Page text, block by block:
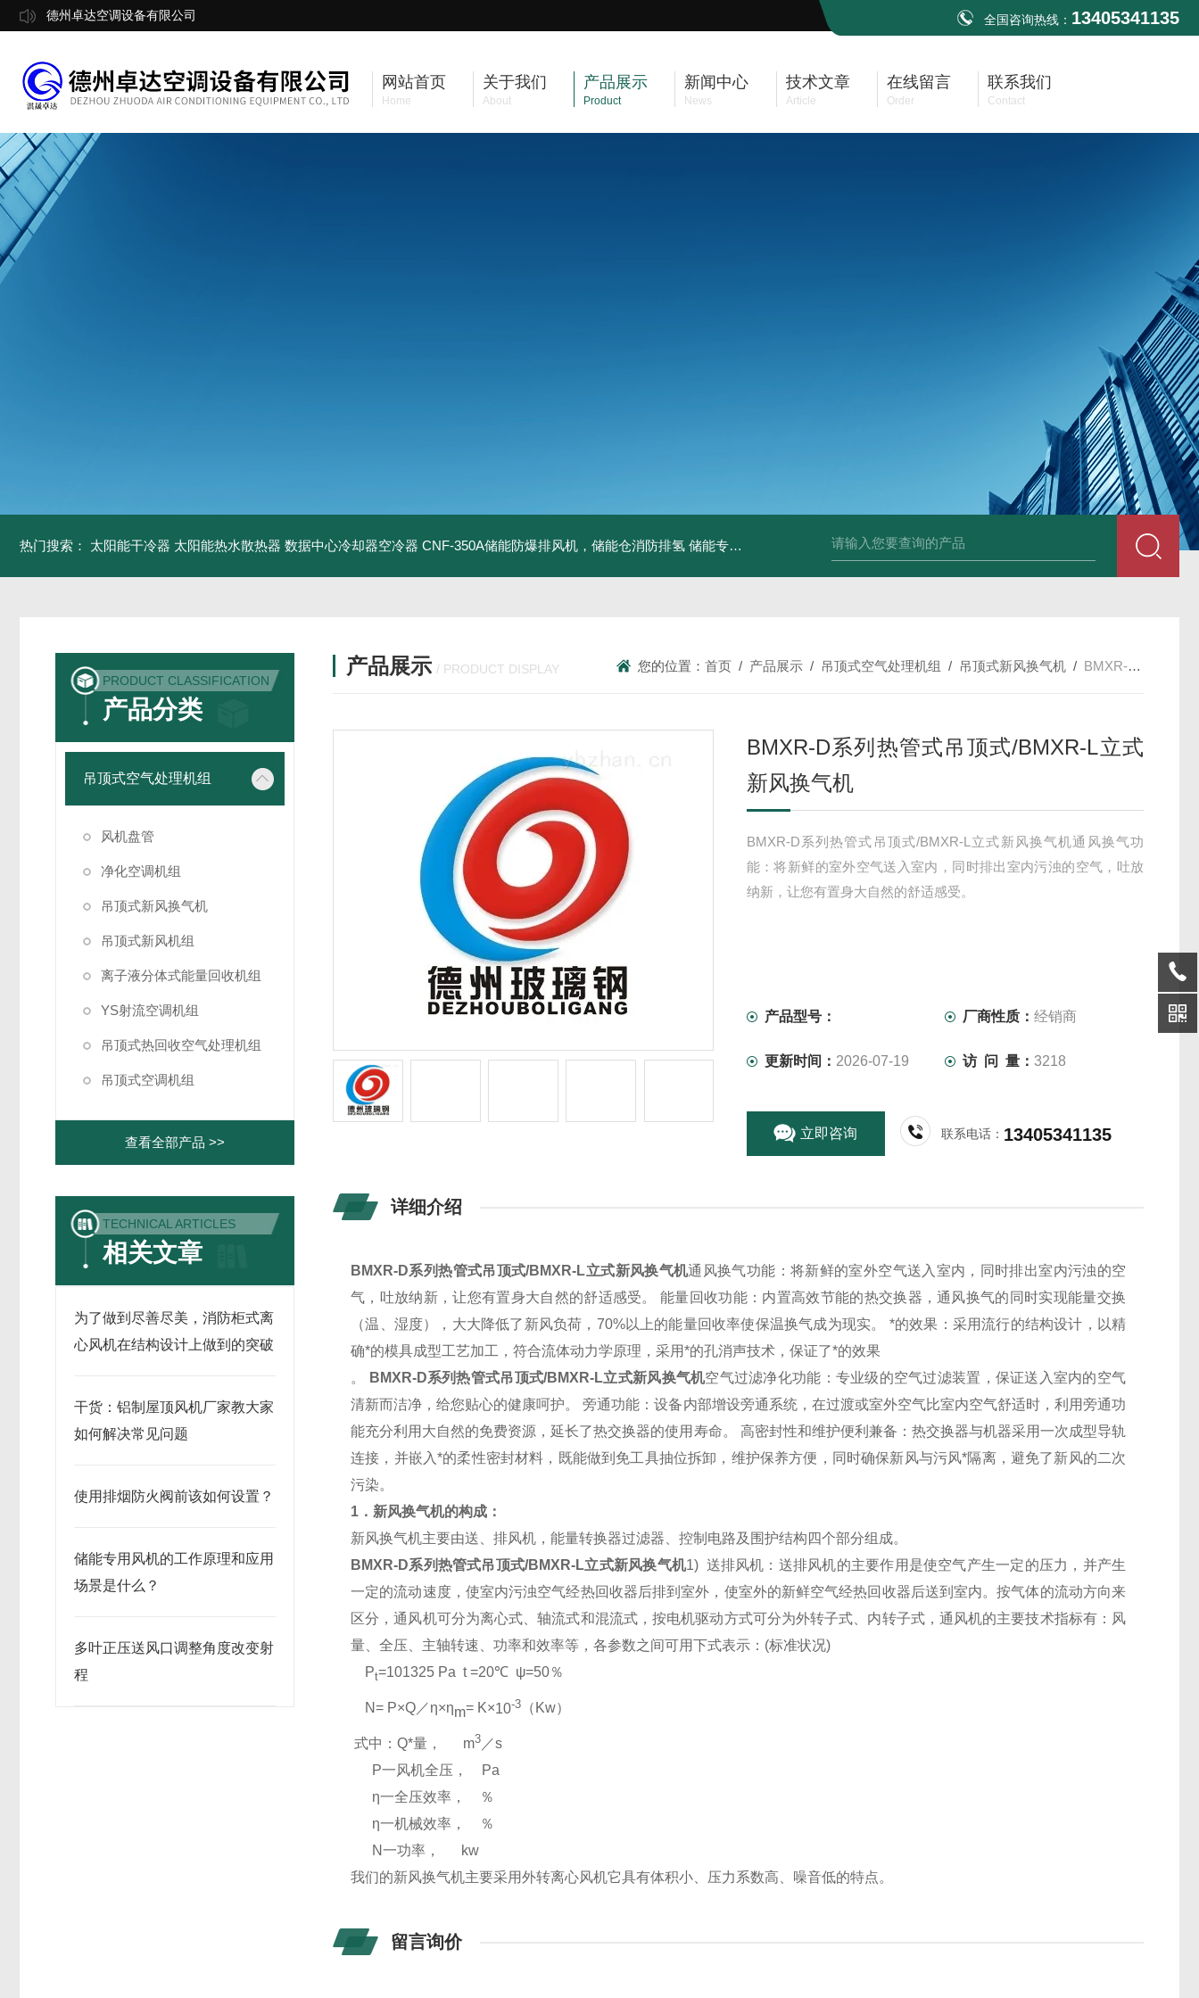
德州卓达空调设备有限公司 全国咨询热线： 13405341135
网站首页
Home
关于我们
About
产品展示
Product
新闻中心
News
技术文章
Article
在线留言
Order
联系我们
Contact
热门搜索： 太阳能干冷器 太阳能热水散热器 数据中心冷却器空冷器 CNF-350A储能防爆排风机，储能仓消防排氢 储能专用风机 储能箱风机 储能柜专用风机 PF-200/300/400/500排气扇/卫生间通风器
PRODUCT CLASSIFICATION
产品分类
吊顶式空气处理机组
风机盘管
净化空调机组
吊顶式新风换气机
吊顶式新风机组
离子液分体式能量回收机组
YS射流空调机组
吊顶式热回收空气处理机组
吊顶式空调机组
查看全部产品 >>
TECHNICAL ARTICLES
相关文章
为了做到尽善尽美，消防柜式离
心风机在结构设计上做到的突破
干货：铝制屋顶风机厂家教大家
如何解决常见问题
使用排烟防火阀前该如何设置？
储能专用风机的工作原理和应用
场景是什么？
多叶正压送风口调整角度改变射
程
产品展示 / PRODUCT DISPLAY 您的位置：首页 / 产品展示 / 吊顶式空气处理机组 / 吊顶式新风换气机 / BMXR-D系列热管式吊顶式/BMXR-L立式新风换气机
BMXR-D系列热管式吊顶式/BMXR-L立式
新风换气机
BMXR-D系列热管式吊顶式/BMXR-L立式新风换气机通风换气功
能：将新鲜的室外空气送入室内，同时排出室内污浊的空气，吐放
纳新，让您有置身大自然的舒适感受。
产品型号： 厂商性质：经销商
更新时间： 2026-07-19 访 问 量：3218
立即咨询 联系电话： 13405341135
详细介绍
BMXR-D系列热管式吊顶式/BMXR-L立式新风换气机通风换气功能：将新鲜的室外空气送入室内，同时排出室内污浊的空
气，吐放纳新，让您有置身大自然的舒适感受。 能量回收功能：内置高效节能的热交换器，通风换气的同时实现能量交换
（温、湿度），大大降低了新风负荷，70%以上的能量回收率使保温换气成为现实。 *的效果：采用流行的结构设计，以精
确*的模具成型工艺加工，符合流体动力学原理，采用*的孔消声技术，保证了*的效果
。
BMXR-D系列热管式吊顶式/BMXR-L立式新风换气机空气过滤净化功能：专业级的空气过滤装置，保证送入室内的空气
清新而洁净，给您贴心的健康呵护。 旁通功能：设备内部增设旁通系统，在过渡或室外空气比室内空气舒适时，利用旁通功
能充分利用大自然的免费资源，延长了热交换器的使用寿命。 高密封性和维护便利兼备：热交换器与机器采用一次成型导轨
连接，并嵌入*的柔性密封材料，既能做到免工具抽位拆卸，维护保养方便，同时确保新风与污风*隔离，避免了新风的二次
污染。
1 ．新风换气机的构成：
新风换气机主要由送、排风机，能量转换器过滤器、控制电路及围护结构四个部分组成。
BMXR-D系列热管式吊顶式/BMXR-L立式新风换气机1) 送排风机：送排风机的主要作用是使空气产生一定的压力，并产生
一定的流动速度，使室内污浊空气经热回收器后排到室外，使室外的新鲜空气经热回收器后送到室内。按气体的流动方向来
区分，通风机可分为离心式、轴流式和混流式，按电机驱动方式可分为外转子式、内转子式，通风机的主要技术指标有：风
量、全压、主轴转速、功率和效率等，各参数之间可用下式表示： (标准状况)
Pt=101325 Pa t =20℃ ψ=50％
N= P×Q／η×ηm= K×10-3 （ Kw）
式中：Q*量， m3 ／s
P一风机全压，
Pa
η一全压效率，
％
η一机械效率，
％
N一功率，
kw
我们的新风换气机主要采用外转离心风机它具有体积小、压力系数高、噪音低的特点。
留言询价